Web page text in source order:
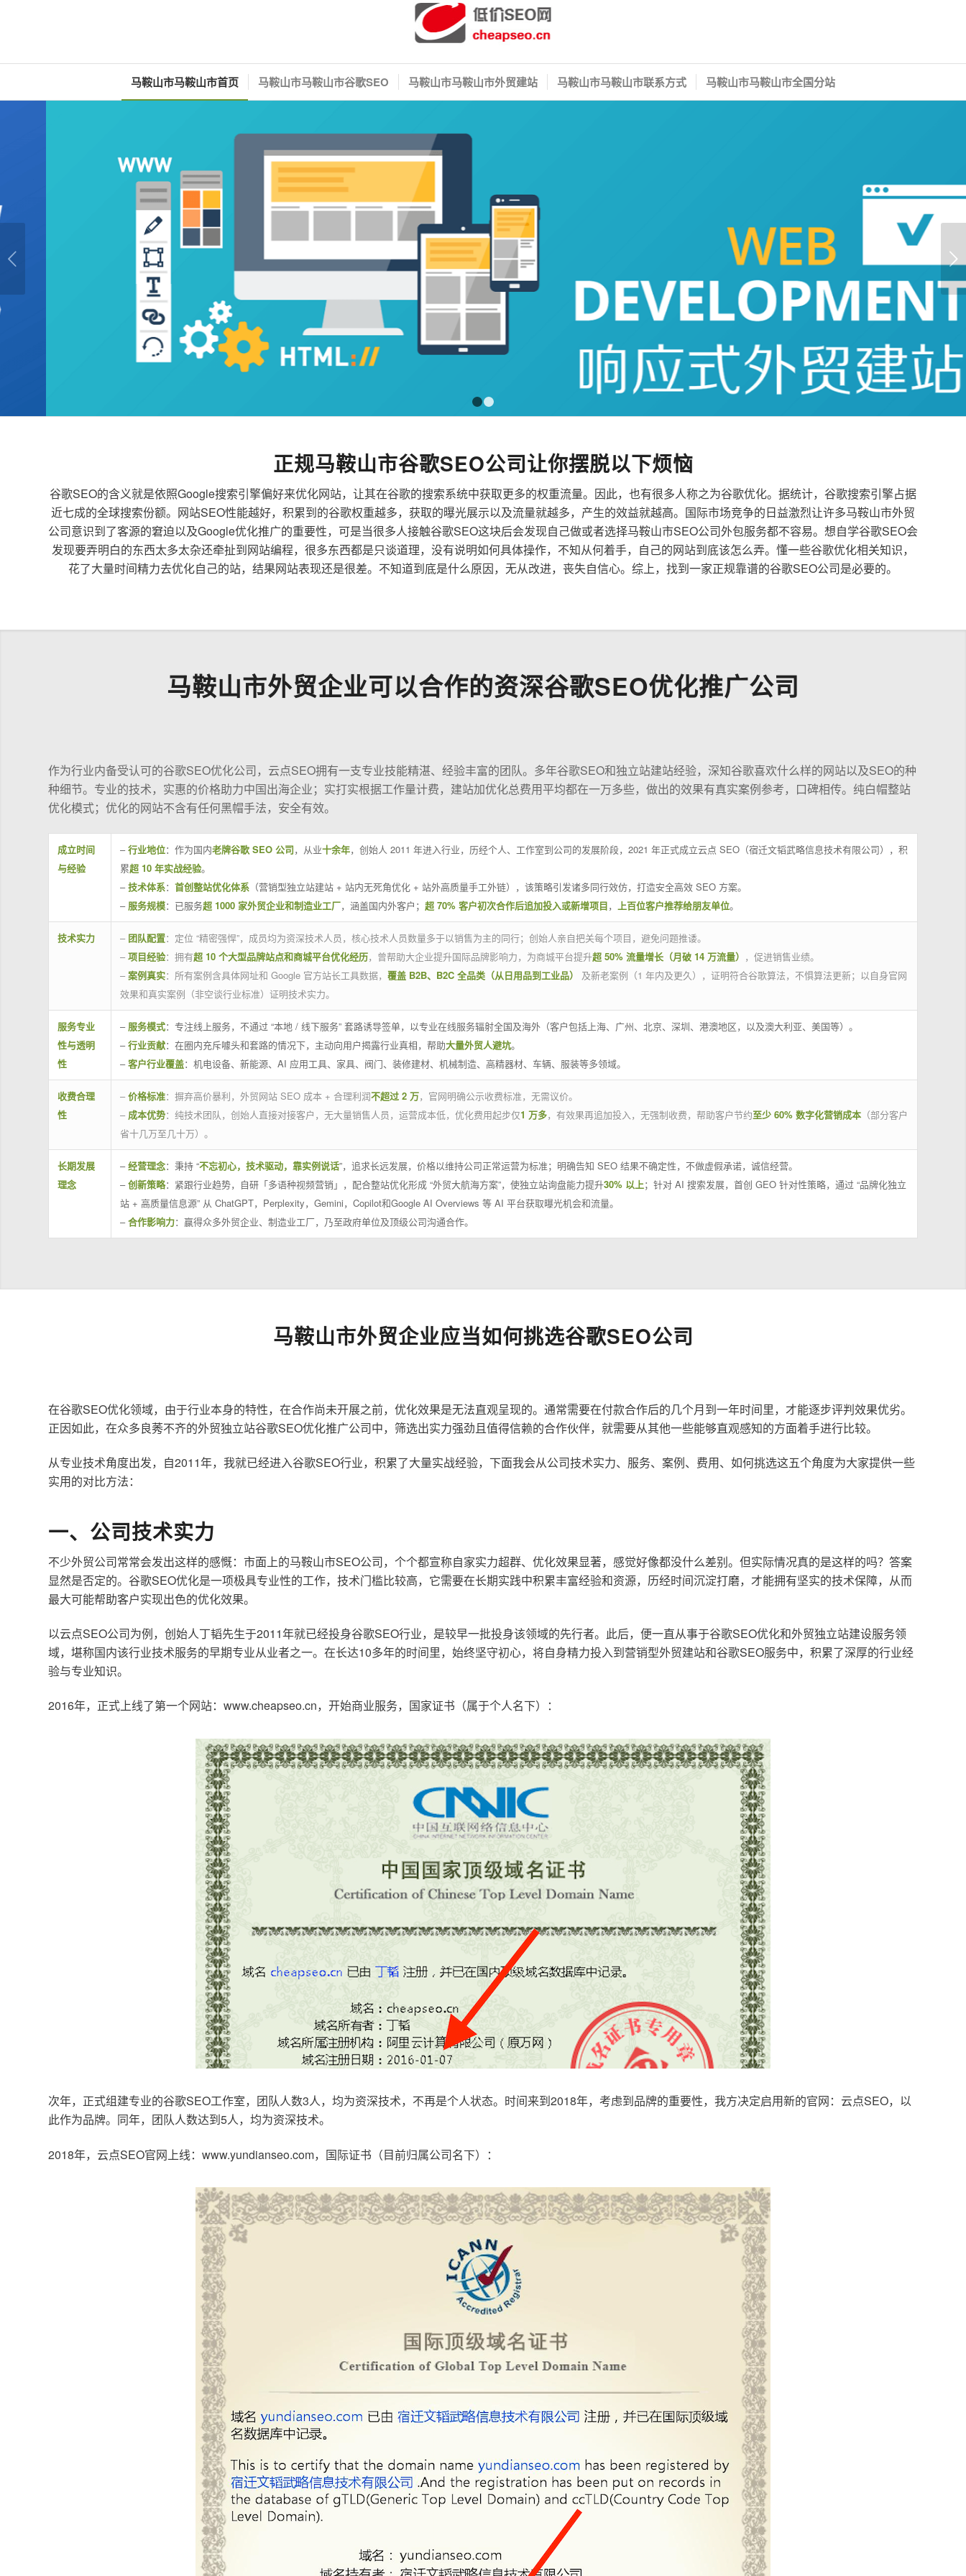
马鞍山市马鞍山市首页 马鞍山市马鞍山市谷歌SEO 马鞍山市马鞍山市外贸建站 马鞍山市马鞍山市联系方式 马鞍山市马鞍山市全国分站
下一页
正规马鞍山市谷歌SEO公司让你摆脱以下烦恼
谷歌SEO的含义就是依照Google搜索引擎偏好来优化网站，让其在谷歌的搜索系统中获取更多的权重流量。因此，也有很多人称之为谷歌优化。据统计，谷歌搜索引擎占据
近七成的全球搜索份额。网站SEO性能越好，积累到的谷歌权重越多，获取的曝光展示以及流量就越多，产生的效益就越高。国际市场竞争的日益激烈让许多马鞍山市外贸
公司意识到了客源的窘迫以及Google优化推广的重要性，可是当很多人接触谷歌SEO这块后会发现自己做或者选择马鞍山市SEO公司外包服务都不容易。想自学谷歌SEO会
发现要弄明白的东西太多太杂还牵扯到网站编程，很多东西都是只谈道理，没有说明如何具体操作，不知从何着手，自己的网站到底该怎么弄。懂一些谷歌优化相关知识，
花了大量时间精力去优化自己的站，结果网站表现还是很差。不知道到底是什么原因，无从改进，丧失自信心。综上，找到一家正规靠谱的谷歌SEO公司是必要的。
马鞍山市外贸企业可以合作的资深谷歌SEO优化推广公司
作为行业内备受认可的谷歌SEO优化公司，云点SEO拥有一支专业技能精湛、经验丰富的团队。多年谷歌SEO和独立站建站经验，深知谷歌喜欢什么样的网站以及SEO的种
种细节。专业的技术，实惠的价格助力中国出海企业；实打实根据工作量计费，建站加优化总费用平均都在一万多些，做出的效果有真实案例参考，口碑相传。纯白帽整站
优化模式；优化的网站不含有任何黑帽手法，安全有效。
成立时间
与经验
–行业地位：作为国内老牌谷歌 SEO 公司，从业十余年，创始人 2011 年进入行业，历经个人、工作室到公司的发展阶段，2021 年正式成立云点 SEO（宿迁文韬武略信息技术有限公司），积
累超 10 年实战经验。
–技术体系： 首创整站优化体系 （营销型独立站建站 + 站内无死角优化 + 站外高质量手工外链），该策略引发诸多同行效仿，打造安全高效 SEO 方案。
– 服务规模：已服务超 1000 家外贸企业和制造业工厂，涵盖国内外客户； 超 70% 客户初次合作后追加投入或新增项目， 上百位客户推荐给朋友单位。
技术实力 – 团队配置：定位 “精密强悍”，成员均为资深技术人员，核心技术人员数量多于以销售为主的同行；创始人亲自把关每个项目，避免问题推诿。
– 项目经验：拥有超 10 个大型品牌站点和商城平台优化经历，曾帮助大企业提升国际品牌影响力，为商城平台提升超 50% 流量增长（月破 14 万流量） ，促进销售业绩。
– 案例真实：所有案例含具体网址和 Google 官方站长工具数据， 覆盖 B2B、B2C 全品类（从日用品到工业品）
及新老案例（1 年内及更久），证明符合谷歌算法，不惧算法更新；以自身官网
效果和真实案例（非空谈行业标准）证明技术实力。
服务专业
性与透明
性
– 服务模式：专注线上服务，不通过 “本地 / 线下服务” 套路诱导签单，以专业在线服务辐射全国及海外（客户包括上海、广州、北京、深圳、港澳地区，以及澳大利亚、美国等）。
–行业贡献：在圈内充斥噱头和套路的情况下，主动向用户揭露行业真相，帮助大量外贸人避坑。
–客户行业覆盖：机电设备、新能源、AI 应用工具、家具、阀门、装修建材、机械制造、高精器材、车辆、服装等多领域。
收费合理
性
– 价格标准：摒弃高价暴利，外贸网站 SEO 成本 + 合理利润不超过 2 万，官网明确公示收费标准，无需议价。
– 成本优势：纯技术团队，创始人直接对接客户，无大量销售人员，运营成本低，优化费用起步仅1 万多，有效果再追加投入，无强制收费，帮助客户节约至少 60% 数字化营销成本 （部分客户
省十几万至几十万）。
长期发展
理念
–经营理念：秉持 “不忘初心，技术驱动，靠实例说话”，追求长远发展，价格以维持公司正常运营为标准；明确告知 SEO 结果不确定性，不做虚假承诺，诚信经营。
–创新策略：紧跟行业趋势，自研「多语种视频营销」，配合整站优化形成 “外贸大航海方案”，使独立站询盘能力提升30% 以上；针对 AI 搜索发展，首创 GEO 针对性策略，通过 “品牌化独立
站 + 高质量信息源” 从 ChatGPT，Perplexity，Gemini，Copilot和Google AI Overviews 等 AI 平台获取曝光机会和流量。
–合作影响力：赢得众多外贸企业、制造业工厂，乃至政府单位及顶级公司沟通合作。
马鞍山市外贸企业应当如何挑选谷歌SEO公司
在谷歌SEO优化领域，由于行业本身的特性，在合作尚未开展之前，优化效果是无法直观呈现的。通常需要在付款合作后的几个月到一年时间里，才能逐步评判效果优劣。
正因如此，在众多良莠不齐的外贸独立站谷歌SEO优化推广公司中，筛选出实力强劲且值得信赖的合作伙伴，就需要从其他一些能够直观感知的方面着手进行比较。
从专业技术角度出发，自2011年，我就已经进入谷歌SEO行业，积累了大量实战经验，下面我会从公司技术实力、服务、案例、费用、如何挑选这五个角度为大家提供一些
实用的对比方法：
一、公司技术实力
不少外贸公司常常会发出这样的感慨：市面上的马鞍山市SEO公司，个个都宣称自家实力超群、优化效果显著，感觉好像都没什么差别。但实际情况真的是这样的吗？答案
显然是否定的。谷歌SEO优化是一项极具专业性的工作，技术门槛比较高，它需要在长期实践中积累丰富经验和资源，历经时间沉淀打磨，才能拥有坚实的技术保障，从而
最大可能帮助客户实现出色的优化效果。
以云点SEO公司为例，创始人丁韬先生于2011年就已经投身谷歌SEO行业，是较早一批投身该领域的先行者。此后，便一直从事于谷歌SEO优化和外贸独立站建设服务领
域，堪称国内该行业技术服务的早期专业从业者之一。在长达10多年的时间里，始终坚守初心，将自身精力投入到营销型外贸建站和谷歌SEO服务中，积累了深厚的行业经
验与专业知识。
2016年，正式上线了第一个网站：www.cheapseo.cn，开始商业服务，国家证书（属于个人名下）：
次年，正式组建专业的谷歌SEO工作室，团队人数3人，均为资深技术，不再是个人状态。时间来到2018年，考虑到品牌的重要性，我方决定启用新的官网：云点SEO，以
此作为品牌。同年，团队人数达到5人，均为资深技术。
2018年，云点SEO官网上线：www.yundianseo.com，国际证书（目前归属公司名下）：